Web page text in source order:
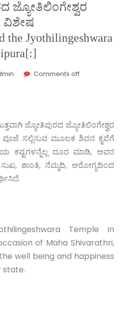
ಜ್ಯೋತಿಲಿಂಗೇಶ್ವರ
ವಿಶೇಷ
Jyothilingeshwara
Comments off
ಜ್ಯೋತಿಪುರದ ಜ್ಯೋತಿಲಿಂಗೇಶ್ವರ
ಪೂಜೆ ಸಲ್ಲಿಸುವ ಮೂಲಕ ಶಿವನ ಕೃಪೆಗೆ
ಕಷ್ಟಗಳನ್ನೆಲ್ಲ ದೂರ ಮಾಡಿ, ಅವರ
ಸುಖ, ಶಾಂತಿ, ನೆಮ್ಮದಿ, ಆರೋಗ್ಯದಿಂದ
Temple in
of Maha Shivarathri,
well being and happiness
state.